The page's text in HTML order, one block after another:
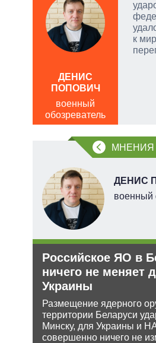
к
ДЕНИС
ПОПОВИЧ
военный
обозреватель
МНЕНИЯ
ДЕНИС
военный
Российское ЯО в
ничего не меняет
Украины
Размещение ядерного
территории Беларуси
Минску, для Украины и
совершенно ничего не